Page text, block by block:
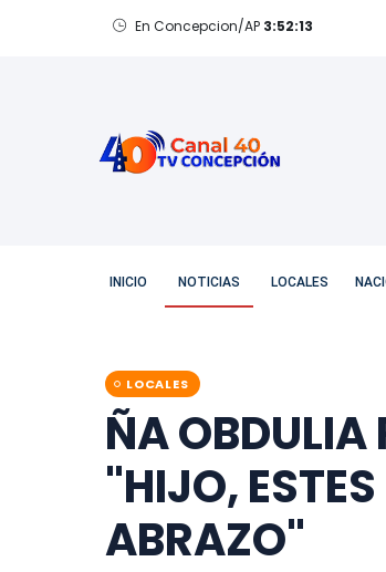
En Concepcion/AP 3:52:14
INICIO NOTICIAS LOCALES
LOCALES
ÑA OBDULIA
"HIJO,
ABRAZO"